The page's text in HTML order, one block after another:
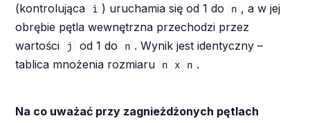
(kontrolująca
i ) uruchamia się od 1 do n , a w jej
obrębie pętla wewnętrzna przechodzi przez
wartości
j od 1 do n . Wynik jest identyczny –
tablica mnożenia rozmiaru
n x n .
Na co uważać przy zagnieżdżonych pętlach